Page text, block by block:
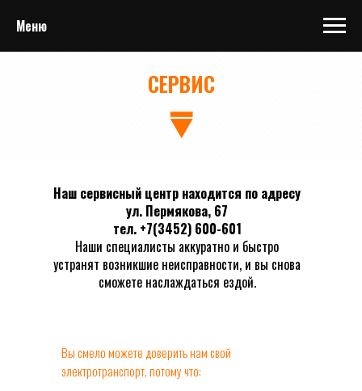
Меню
СЕРВИС
Наш сервисный центр находится по адресу
ул. Пермякова, 67
тел. +7(3452) 600-601
Наши специалисты аккуратно и быстро
устранят возникшие неисправности, и вы снова
сможете наслаждаться ездой.
Вы смело можете доверить нам свой
электротранспорт, потому что: